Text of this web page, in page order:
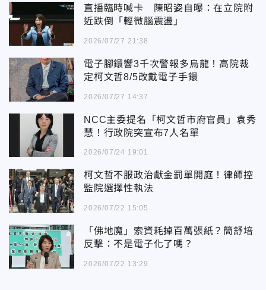
直播臨時喊卡 陳昭姿自曝：在立院附
近跌倒「輕微腦震盪」
2026/07/27 21:38
電子腳鐶響3千次警報多烏龍！高院裁
定柯文哲8/5改戴電子手鐶
2026/07/27 14:37
NCC主委提名「柯文哲市府官員」袁秀
慧！行政院突宣布7人名單
2026/07/24 19:01
柯文哲不服政治獻金罰單開庭！律師控
監院選擇性執法
2026/07/22 15:05
「佛地魔」索資耗掉百萬張紙？簡舒培
反擊：不是電子化了嗎？
2026/07/22 13:29